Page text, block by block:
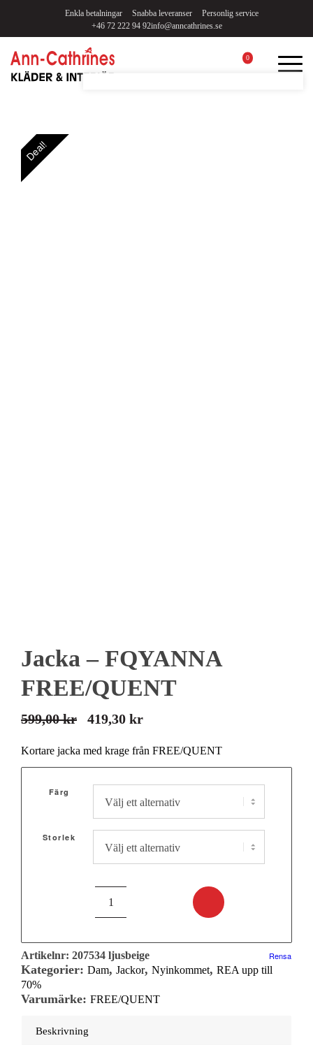
+46 72 222 94 92
Enkla betalningar Snabba leveranser
Personlig service
info@anncathrines.se
0
Deal!
Jacka – FQYANNA
FREE/QUENT
599,00kr
Det
ursprungliga
priset
599,00 kr.
419,30 kr
Det
nuvarande
priset
419,30 kr.
Kortare jacka med krage från FREE/QUENT
Färg
Storlek
Rensa
Artikelnr: 207534 ljusbeige
Kategorier: Dam, Jackor, Nyinkommet, REA upp till
70%
Varumärke: FREE/QUENT
Beskrivning